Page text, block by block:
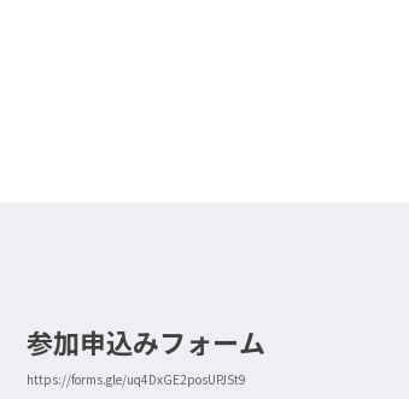
参加申込みフォーム
https://forms.gle/uq4DxGE2posUPJSt9